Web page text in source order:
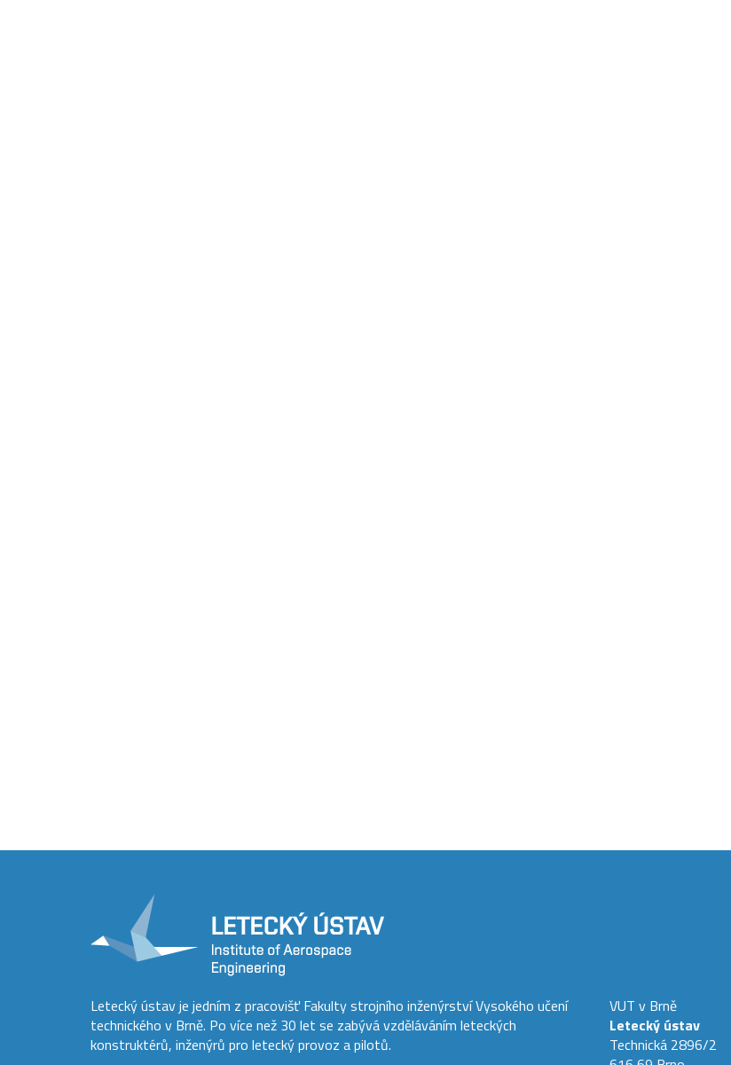
Letecký ústav je jedním z pracovišť Fakulty strojního inženýrství Vysokého učení
technického v Brně. Po více než 30 let se zabývá vzděláváním leteckých
konstruktérů, inženýrů pro letecký provoz a pilotů.
VUT v Brně
Letecký ústav
Technická 2896/2